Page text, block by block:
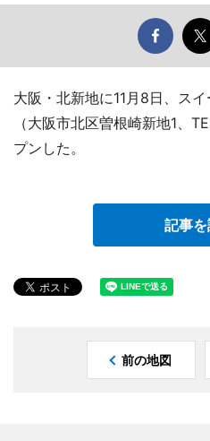
大阪・北新地に11月8日、ス
（大阪市北区曽根崎新地1、
プンした。
記事
前の地図